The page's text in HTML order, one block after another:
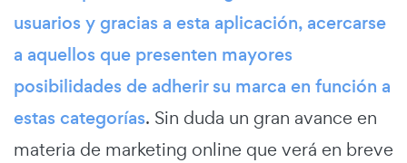
usuarios y gracias a esta aplicación, acercarse
a aquellos que presenten mayores
posibilidades de adherir su marca en función a
estas categorías. Sin duda un gran avance en
materia de marketing online que verá en breve